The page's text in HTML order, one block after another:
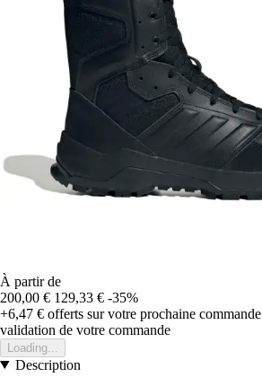
À partir de
200,00 € 129,33 € -35%
+6,47 € offerts sur votre prochaine commande
validation de votre commande
Loading...
Description